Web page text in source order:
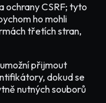
ochrany CSRF; tyto
ho mohli
třetích stran,
přijmout
dokud se
nutných souborů